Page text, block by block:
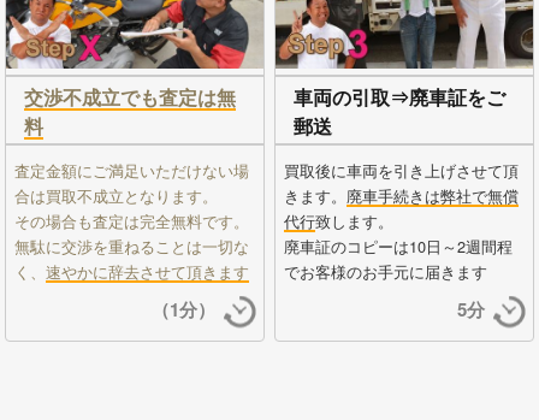
交渉不成立でも査定は無
料
査定金額にご満足いただけない場
合は買取不成立となります。
その場合も査定は完全無料です。
無駄に交渉を重ねることは一切な
く、 速やかに辞去させて頂きます
（1分）
車両の引取⇒廃車証をご
郵送
買取後に車両を引き上げさせて頂
きます。 廃車手続きは弊社で無償
代行致します。
廃車証のコピーは10日～2週間程
でお客様のお手元に届きます
5分